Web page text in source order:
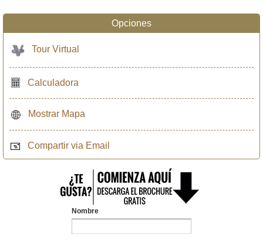
Opciones
Tour Virtual
Calculadora
Mostrar Mapa
Compartir via Email
Nombre